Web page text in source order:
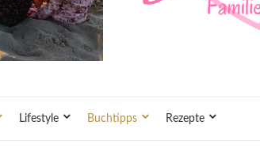
Lifestyle Buchtipps Rezepte